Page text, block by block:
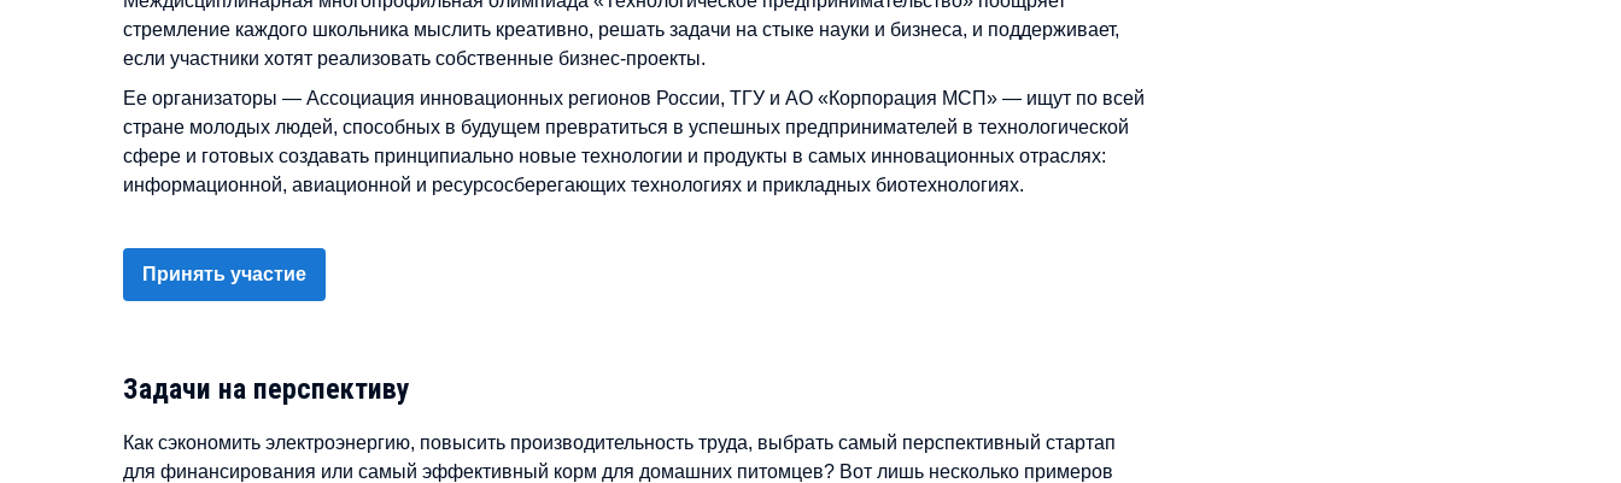
стремление каждого школьника мыслить креативно, решать задачи на стыке науки и бизнеса, и поддерживает,
если участники хотят реализовать собственные бизнес-проекты.
Ее организаторы — Ассоциация инновационных регионов России, ТГУ и АО «Корпорация МСП» — ищут по всей
стране молодых людей, способных в будущем превратиться в успешных предпринимателей в технологической
сфере и готовых создавать принципиально новые технологии и продукты в самых инновационных отраслях:
информационной, авиационной и ресурсосберегающих технологиях и прикладных биотехнологиях.
Принять участие
Задачи на перспективу
Как сэкономить электроэнергию, повысить производительность труда, выбрать самый перспективный стартап
для финансирования или самый эффективный корм для домашних питомцев? Вот лишь несколько примеров